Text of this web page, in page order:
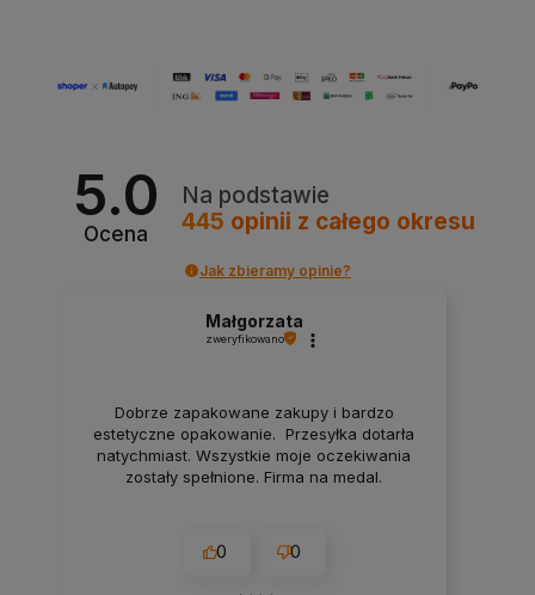
5.0
Ocena
Na podstawie
445 opinii z całego okresu
Jak zbieramy opinie?
Małgorzata
zweryfikowano
Dobrze zapakowane zakupy i bardzo
estetyczne opakowanie. Przesyłka dotarła
natychmiast. Wszystkie moje oczekiwania
zostały spełnione. Firma na medal.
0 0